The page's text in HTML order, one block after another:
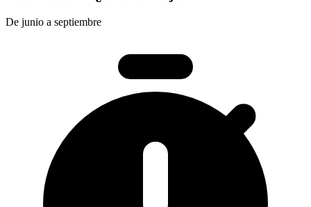
De junio a septiembre